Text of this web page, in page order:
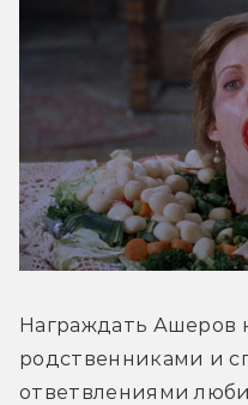
Награждать Ашеров
родственниками и
ответвлениями